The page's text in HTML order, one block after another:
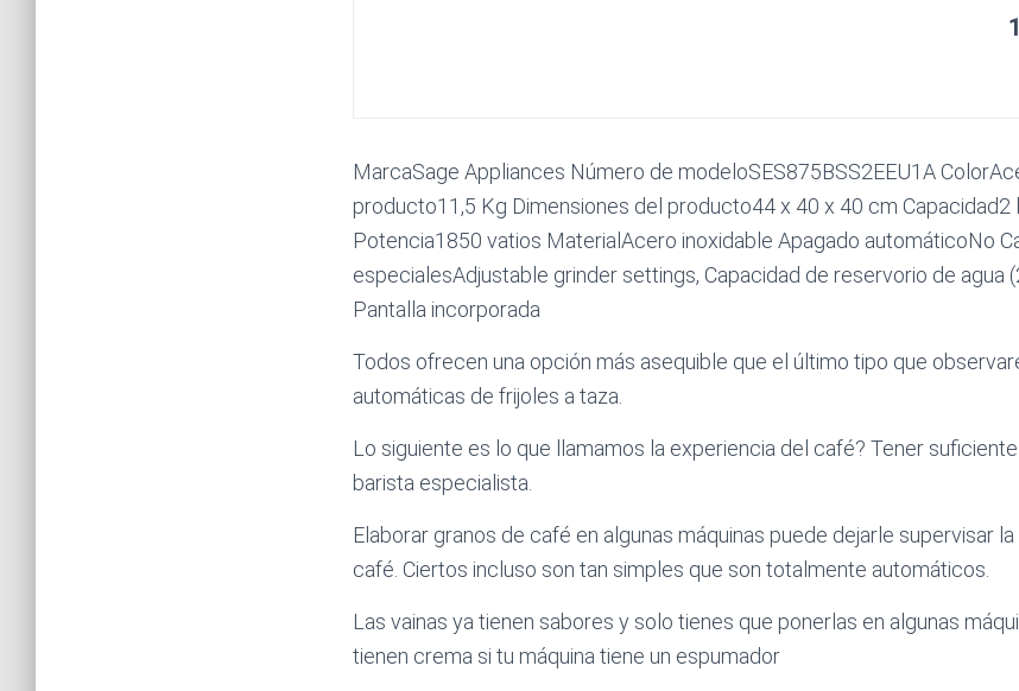
MarcaSage Appliances Número de modeloSES875BSS2EEU1A
producto11,5 Kg Dimensiones del producto44 x 40 x 40 cm Capacidad2
Potencia1850 vatios MaterialAcero inoxidable Apagado automáticoNo
especialesAdjustable grinder settings, Capacidad de reservorio de agua
Pantalla incorporada
Todos ofrecen una opción más asequible que el último tipo que
automáticas de frijoles a taza.
Lo siguiente es lo que llamamos la experiencia del café? Tener
barista especialista.
Elaborar granos de café en algunas máquinas puede dejarle supervisar
café. Ciertos incluso son tan simples que son totalmente automáticos.
Las vainas ya tienen sabores y solo tienes que ponerlas en algunas
tienen crema si tu máquina tiene un espumador